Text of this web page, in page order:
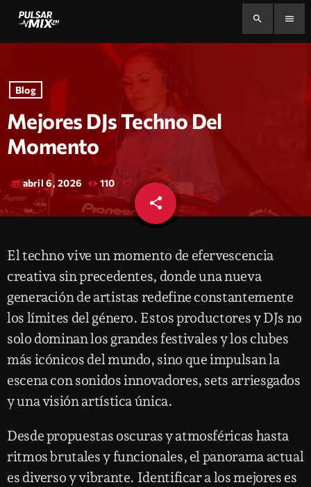
search menu
Blog
Mejores DJs Techno Del
Momento
today abril 6, 2026 110
share
email
El techno vive un momento de efervescencia
creativa sin precedentes, donde una nueva
generación de artistas redefine constantemente
los límites del género. Estos productores y DJs no
solo dominan los grandes festivales y los clubes
más icónicos del mundo, sino que impulsan la
escena con sonidos innovadores, sets arriesgados
y una visión artística única.
Desde propuestas oscuras y atmosféricas hasta
ritmos brutales y funcionales, el panorama actual
es diverso y vibrante. Identificar a los mejores es